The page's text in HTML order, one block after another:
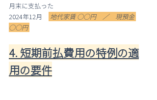
月末に支払った
2024年12月
地代家賃 ○○円　／　現預金
○○円
4. 短期前払費用の特例の適
用の要件